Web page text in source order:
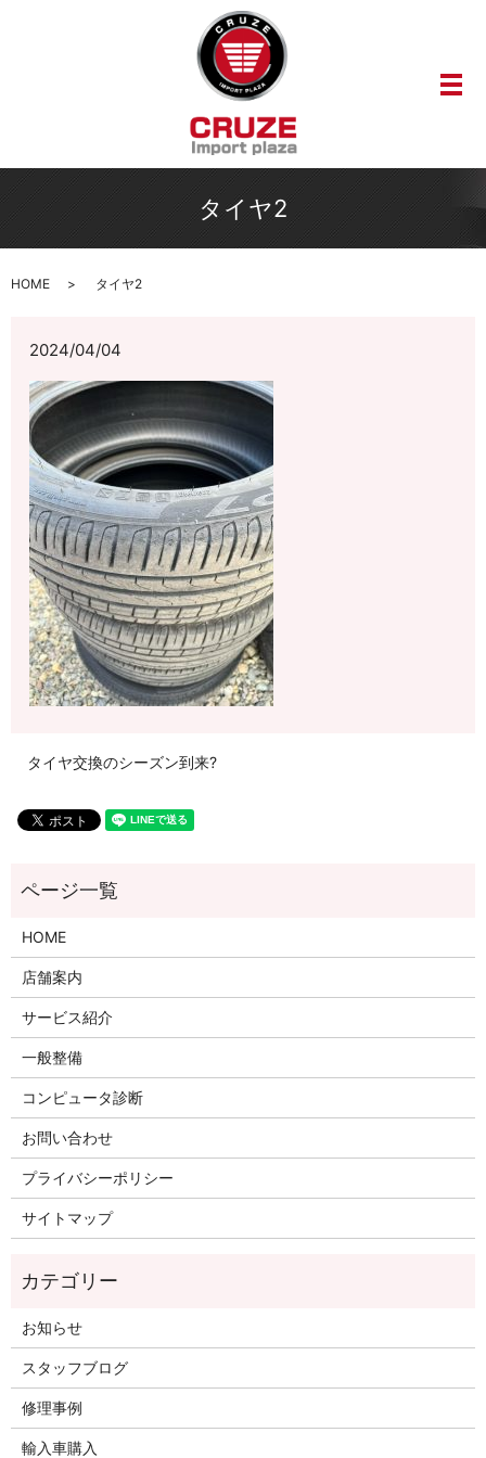
メ
タイヤ2
HOME タイヤ2
2024/04/04
タイヤ交換のシーズン到来?
HOME
店舗案内
サービス紹介
一般整備
コンピュータ診断
お問い合わせ
プライバシーポリシー
サイトマップ
お知らせ
スタッフブログ
修理事例
輸入車購入